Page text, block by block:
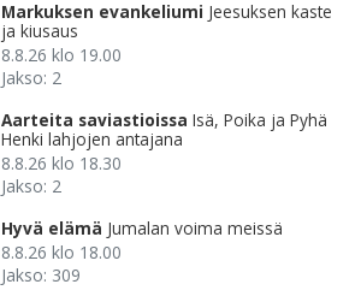
Markuksen evankeliumi Jeesuksen kaste
ja kiusaus
8.8.26 klo 19.00
Jakso: 2
Aarteita saviastioissa Isä, Poika ja Pyhä
Henki lahjojen antajana
8.8.26 klo 18.30
Jakso: 2
Hyvä elämä Jumalan voima meissä
8.8.26 klo 18.00
Jakso: 309